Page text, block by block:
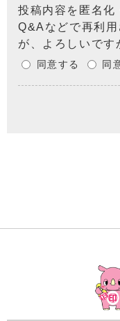
投稿内容を匿名化
Q&Aなどで再利
が、よろしいです
同意する 同